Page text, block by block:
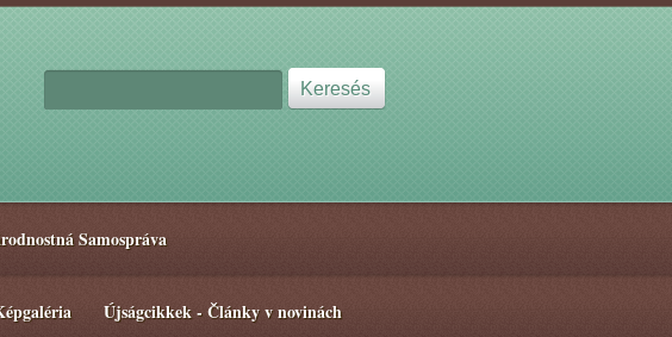
Samospráva
Újságcikkek - Články v novinách